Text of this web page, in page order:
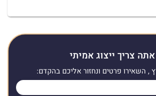
אתה צריך ייצוג אמיתי
, השאירו פרטים ונחזור אליכם בהקדם: